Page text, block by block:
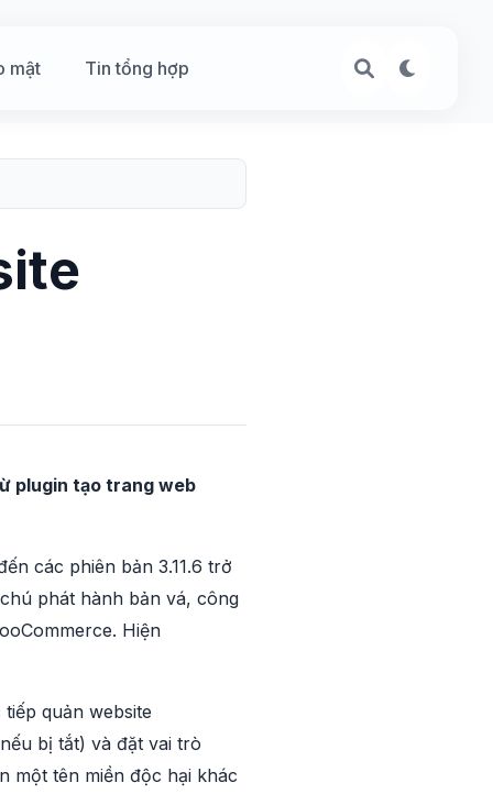
mật Tin tổng hợp
plugin tạo trang web
các phiên bản 3.11.6 trở
phát hành bản vá, công
Hiện
quản website
bị tắt) và đặt vai trò
một tên miền độc hại khác